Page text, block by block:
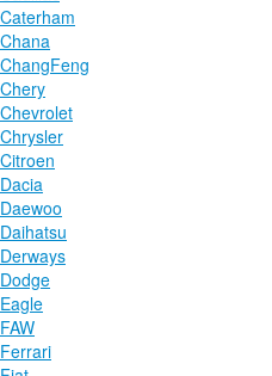
Caterham
Chana
ChangFeng
Chery
Chevrolet
Chrysler
Citroen
Dacia
Daewoo
Daihatsu
Derways
Dodge
Eagle
FAW
Ferrari